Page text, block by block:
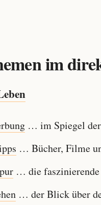
im
… im Spiegel
… Bücher, Filme
… die faszinierende
… der Blick über